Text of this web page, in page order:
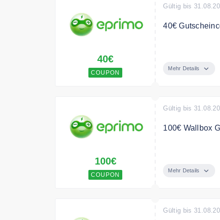
40€
COUPON
Gültig bis
40€
Mehr Details
100€
COUPON
Gültig bis
100€ Wallbox
für den Tarif
erhalten Sie
Mehr Details
Gültig bis